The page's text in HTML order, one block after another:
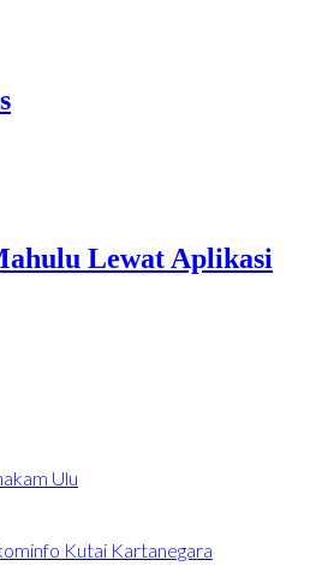
Ulu
Kutai Kartanegara
Lewat Aplikasi